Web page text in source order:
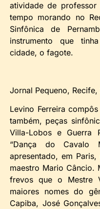
atividade de
tempo morando no
Sinfônica de
instrumento que
cidade, o fagote.
Jornal Pequeno,
Levino Ferreira
também, peças
Villa-Lobos e Guerra
“Dança do
apresentado, em
maestro Mario
frevos que o Mestre
maiores nomes do
Capiba, José